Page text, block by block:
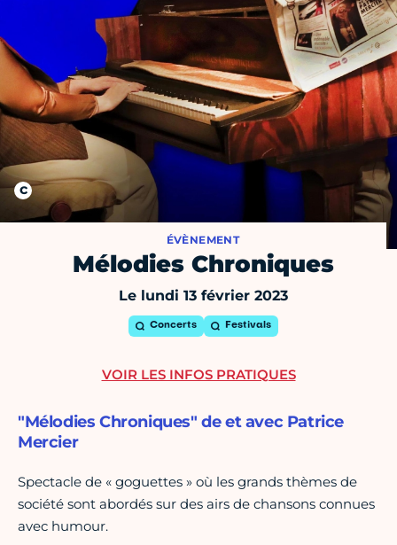
ÉVÈNEMENT
Mélodies Chroniques
Le lundi 13 février 2023
Concerts Festivals
"Mélodies Chroniques" de et avec Patrice
Mercier
Spectacle de « goguettes » où les grands thèmes de
société sont abordés sur des airs de chansons connues
avec humour.
VOIR LES INFOS PRATIQUES